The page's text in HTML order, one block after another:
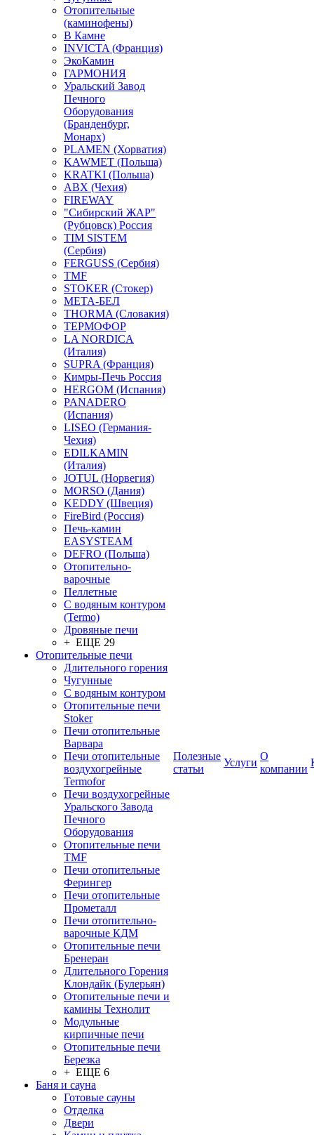
Отопительные
(каминофены)
В Камне
INVICTA (Франция)
ЭкоКамин
ГАРМОНИЯ
Уральский Завод
Печного
Оборудования
(Бранденбург,
Монарх)
PLAMEN (Хорватия)
KAWMET (Польша)
KRATKI (Польша)
ABX (Чехия)
FIREWAY
"Сибирский ЖАР"
(Рубцовск) Россия
TIM SISTEM
(Сербия)
FERGUSS (Сербия)
TMF
STOKER (Стокер)
МЕТА-БЕЛ
THORMA (Словакия)
ТЕРМОФОР
LA NORDICA
(Италия)
SUPRA (Франция)
Кимры-Печь Россия
HERGOM (Испания)
PANADERO
(Испания)
LISEO (Германия-
Чехия)
EDILKAMIN
(Италия)
JOTUL (Норвегия)
MORSO (Дания)
KEDDY (Швеция)
FireBird (Россия)
Печь-камин
EASYSTEAM
DEFRO (Польша)
Отопительно-
варочные
Пеллетные
С водяным контуром
(Termo)
Дровяные печи
+ ЕЩЕ 29
Отопительные печи
Длительного горения
Чугунные
C водяным контуром
Отопительные печи
Stoker
Печи отопительные
Варвара
Печи отопительные
воздухогрейные
Termofor
Печи воздухогрейные
Уральского Завода
Печного
Оборудования
Отопительные печи
TMF
Печи отопительные
Ферингер
Печи отопительные
Прометалл
Печи отопительно-
варочные КДМ
Отопительные печи
Бренеран
Длительного Горения
Клондайк (Булерьян)
Отопительные печи и
камины Технолит
Модульные
кирпичные печи
Отопительные печи
Березка
+ ЕЩЕ 6
Баня и сауна
Готовые сауны
Отделка
Двери
Полезные
статьи
Услуги
О
компании